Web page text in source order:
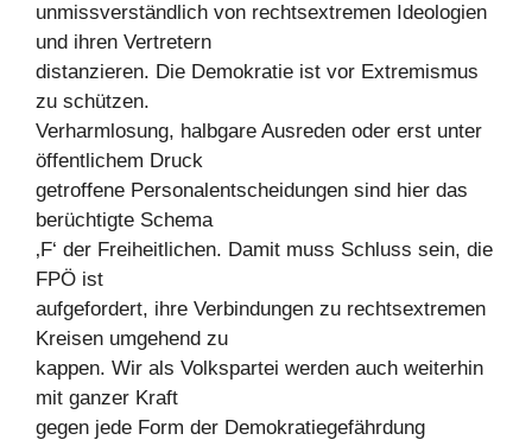
unmissverständlich von rechtsextremen Ideologien
und ihren Vertretern
distanzieren. Die Demokratie ist vor Extremismus
zu schützen.
Verharmlosung, halbgare Ausreden oder erst unter
öffentlichem Druck
getroffene Personalentscheidungen sind hier das
berüchtigte Schema
‚F‘ der Freiheitlichen. Damit muss Schluss sein, die
FPÖ ist
aufgefordert, ihre Verbindungen zu rechtsextremen
Kreisen umgehend zu
kappen. Wir als Volkspartei werden auch weiterhin
mit ganzer Kraft
gegen jede Form der Demokratiegefährdung